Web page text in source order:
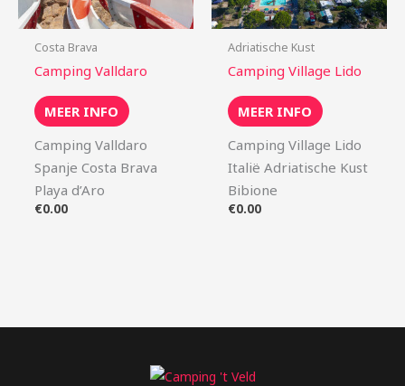
Costa Brava
Camping Valldaro
MEER INFO
Camping Valldaro
Spanje Costa Brava
Playa d’Aro
€0.00
Adriatische Kust
Camping Village Lido
MEER INFO
Camping Village Lido
Italië Adriatische Kust
Bibione
€0.00